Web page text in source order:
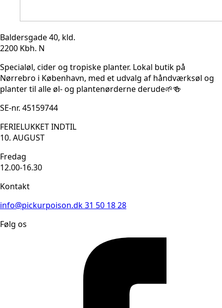
Baldersgade 40, kld.
2200 Kbh. N
Specialøl, cider og tropiske planter. Lokal butik på
Nørrebro i København, med et udvalg af håndværksøl og
planter til alle øl- og plantenørderne derude🌱🍻
SE-nr. 45159744
FERIELUKKET INDTIL
10. AUGUST
Fredag
12.00-16.30
Kontakt
info@pickurpoison.dk31 50 18 28
Følg os